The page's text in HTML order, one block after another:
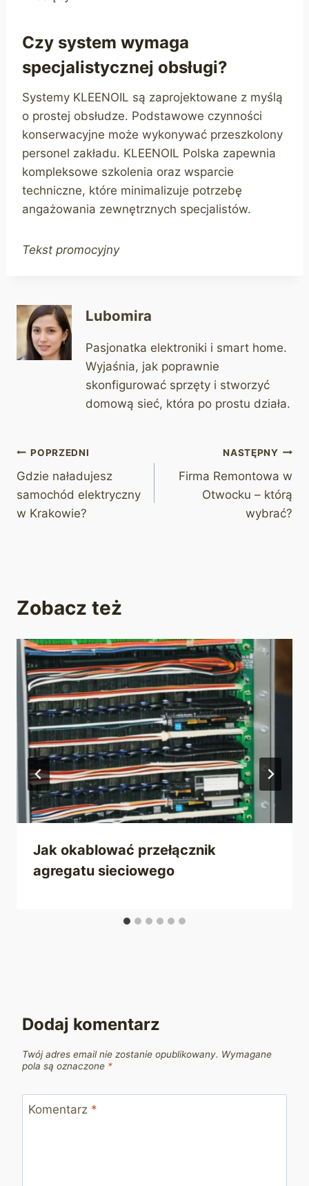
Czy system wymaga
specjalistycznej obsługi?
Systemy KLEENOIL są zaprojektowane z myślą
o prostej obsłudze. Podstawowe czynności
konserwacyjne może wykonywać przeszkolony
personel zakładu. KLEENOIL Polska zapewnia
kompleksowe szkolenia oraz wsparcie
techniczne, które minimalizuje potrzebę
angażowania zewnętrznych specjalistów.
Tekst promocyjny
Lubomira
Pasjonatka elektroniki i smart home.
Wyjaśnia, jak poprawnie
skonfigurować sprzęty i stworzyć
domową sieć, która po prostu działa.
Nawigacja
wpisu
POPRZEDNI
Gdzie naładujesz
samochód elektryczny
w Krakowie?
NASTĘPNY
Firma Remontowa w
Otwocku – którą
wybrać?
Zobacz też
Jak okablować przełącznik
agregatu sieciowego
Dodaj komentarz
Twój adres email nie zostanie opublikowany. Wymagane
pola są oznaczone *
Komentarz *